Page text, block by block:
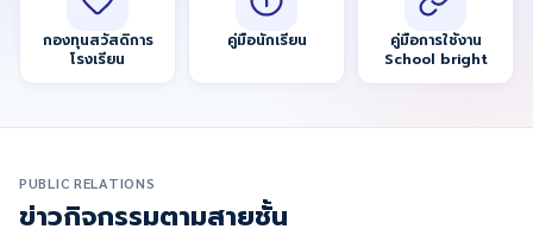
กองทุนสวัสดิการ
โรงเรียน
คู่มือนักเรียน
คู่มือการใช้งาน
School bright
PUBLIC RELATIONS
ข่าวกิจกรรมตามสายชั้น